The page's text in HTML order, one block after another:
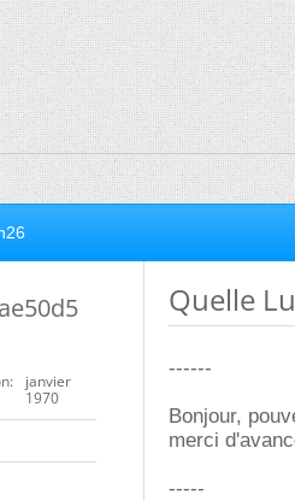
janvier
1970
Quelle
------
Bonjour,
merci
-----